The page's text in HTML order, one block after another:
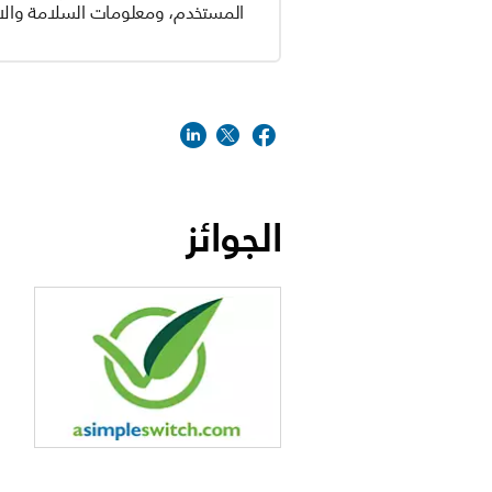
المستخدم، ومعلومات السلامة
الجوائز